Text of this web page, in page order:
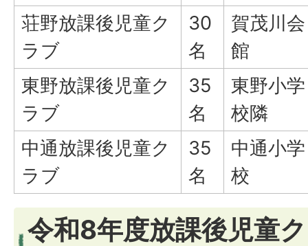
荘野放課後児童ク
ラブ
30
名
賀茂川会
館
東野放課後児童ク
ラブ
35
名
東野小学
校隣
中通放課後児童ク
ラブ
35
名
中通小学
校
令和8年度放課後児童